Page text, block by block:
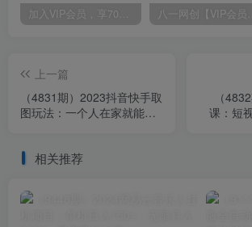
加入VIP会员，享70%的推广提成，免费学习多种网上创业课程，菜鸟秒变大神！
上一篇
（4831期）2023抖音快手取
图玩法：一个人在家就能
（
课：短
相关推荐